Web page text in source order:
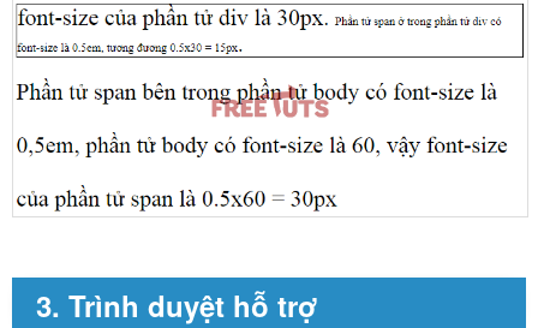
3. Trình duyệt hỗ trợ